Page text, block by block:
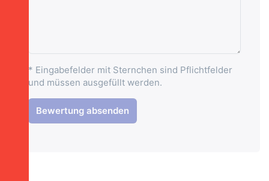
* Eingabefelder mit Sternchen sind Pflichtfelder
und müssen ausgefüllt werden.
Bewertung absenden